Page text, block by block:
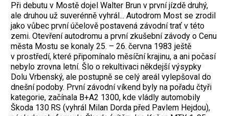
Při debutu v Mostě dojel Walter Brun v první jízdě druhý,
ale druhou už suverénně vyhrál... Autodrom Most se zrodil
jako vůbec první účelově postavená závodní trať v této
zemi. Otevření autodromu a první zkušební závody o Cenu
města Mostu se konaly 25. – 26. června 1983 ještě
v prostředí, které připomínalo měsíční krajinu, a ani počasí
nebylo zrovna letní. Šlo o rekultivaci někdejší výsypky
Dolu Vrbenský, ale postupně se celý areál vylepšoval do
dnešní podoby. První závodní víkend byly na pořadu čtyři
kategorie, začínala B+A2 1300, kde vládly automobily
Škoda 130 RS (vyhrál Milan Dorda před Pavlem Hejdou),